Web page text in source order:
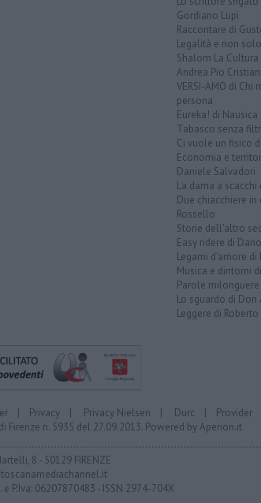
Gordiano Lupi
Raccontare di
Legalità e non
Shalom La
Andrea Pio Cristiani
VERSI-AMO di
persona
Eureka! di Nausica
Tabasco senza
Ci vuole un fisico
Economia e
Daniele Salvadori
La dama a
Due chiacchiere in
Rossello
Storie dell'altro
Easy ridere di
Legami d'amore di
Musica e dintorni
Parole
Lo sguardo di
Leggere di Roberto
| Privacy | Privacy Nielsen | Durc | Provider
n. 5935 del 27.09.2013. Powered byAperion.it
8 - 50129 FIRENZE
P.Iva: 06207870483 - ISSN 2974-704X